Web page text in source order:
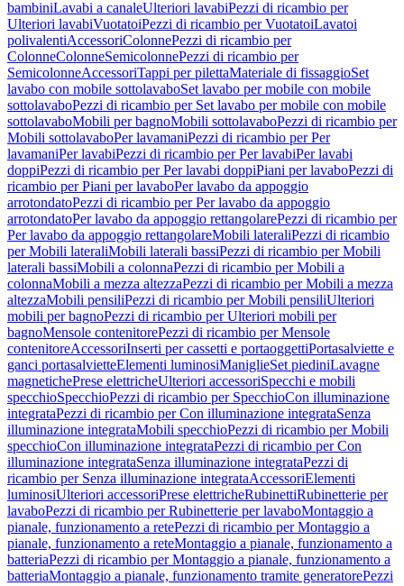
bambiniLavabi a canaleUlteriori lavabiPezzi di ricambio per
Ulteriori lavabiVuotatoiPezzi di ricambio per VuotatoiLavatoi
polivalentiAccessoriColonnePezzi di ricambio per
ColonneColonneSemicolonnePezzi di ricambio per
SemicolonneAccessoriTappi per pilettaMateriale di fissaggioSet
lavabo con mobile sottolavaboSet lavabo per mobile con mobile
sottolavaboPezzi di ricambio per Set lavabo per mobile con mobile
sottolavaboMobili per bagnoMobili sottolavaboPezzi di ricambio per
Mobili sottolavaboPer lavamaniPezzi di ricambio per Per
lavamaniPer lavabiPezzi di ricambio per Per lavabiPer lavabi
doppiPezzi di ricambio per Per lavabi doppiPiani per lavaboPezzi di
ricambio per Piani per lavaboPer lavabo da appoggio
arrotondatoPezzi di ricambio per Per lavabo da appoggio
arrotondatoPer lavabo da appoggio rettangolarePezzi di ricambio per
Per lavabo da appoggio rettangolareMobili lateraliPezzi di ricambio
per Mobili lateraliMobili laterali bassiPezzi di ricambio per Mobili
laterali bassiMobili a colonnaPezzi di ricambio per Mobili a
colonnaMobili a mezza altezzaPezzi di ricambio per Mobili a mezza
altezzaMobili pensiliPezzi di ricambio per Mobili pensiliUlteriori
mobili per bagnoPezzi di ricambio per Ulteriori mobili per
bagnoMensole contenitorePezzi di ricambio per Mensole
contenitoreAccessoriInserti per cassetti e portaoggettiPortasalviette e
ganci portasalvietteElementi luminosiManiglieSet piediniLavagne
magnetichePrese elettricheUlteriori accessoriSpecchi e mobili
specchioSpecchioPezzi di ricambio per SpecchioCon illuminazione
integrataPezzi di ricambio per Con illuminazione integrataSenza
illuminazione integrataMobili specchioPezzi di ricambio per Mobili
specchioCon illuminazione integrataPezzi di ricambio per Con
illuminazione integrataSenza illuminazione integrataPezzi di
ricambio per Senza illuminazione integrataAccessoriElementi
luminosiUlteriori accessoriPrese elettricheRubinettiRubinetterie per
lavaboPezzi di ricambio per Rubinetterie per lavaboMontaggio a
pianale, funzionamento a retePezzi di ricambio per Montaggio a
pianale, funzionamento a reteMontaggio a pianale, funzionamento a
batteriaPezzi di ricambio per Montaggio a pianale, funzionamento a
batteriaMontaggio a pianale, funzionamento tramite generatorePezzi